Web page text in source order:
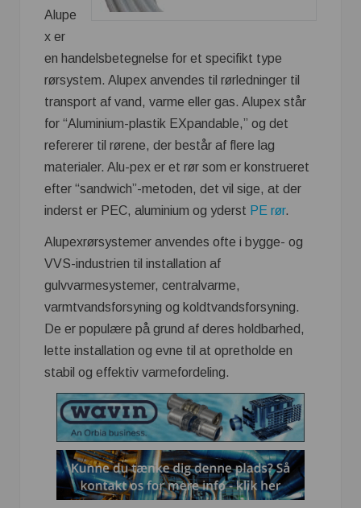
Alupe
x er
en handelsbetegnelse for et specifikt type
rørsystem. Alupex anvendes til rørledninger til
transport af vand, varme eller gas. Alupex står
for “Aluminium-plastik EXpandable,” og det
refererer til rørene, der består af flere lag
materialer. Alu-pex er et rør som er konstrueret
efter “sandwich”-metoden, det vil sige, at der
inderst er PEC, aluminium og yderst PE rør.
Alupexrørsystemer anvendes ofte i bygge- og
VVS-industrien til installation af
gulvvarmesystemer, centralvarme,
varmtvandsforsyning og koldtvandsforsyning.
De er populære på grund af deres holdbarhed,
lette installation og evne til at opretholde en
stabil og effektiv varmefordeling.